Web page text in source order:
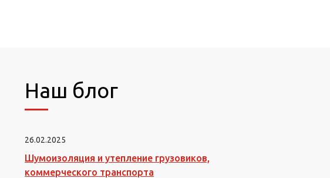
Наш блог
26.02.2025
Шумоизоляция и утепление грузовиков,
коммерческого транспорта